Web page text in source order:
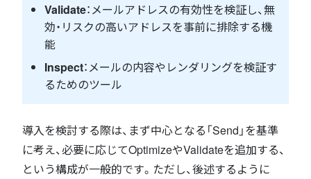
Validate：メールアドレスの有効性を検証し、無
効・リスクの高いアドレスを事前に排除する機
能
Inspect：メールの内容やレンダリングを検証す
るためのツール
導入を検討する際は、まず中心となる「Send」を基準
に考え、必要に応じてOptimizeやValidateを追加する、
という構成が一般的です。ただし、後述するように